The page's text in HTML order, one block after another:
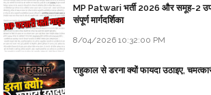
MP Patwari भर्ती 2026 और समूह-2
संपूर्ण मार्गदर्शिका
8/04/2026 10:32:00 PM
राहुकाल से डरना क्यों फायदा उठाइए,